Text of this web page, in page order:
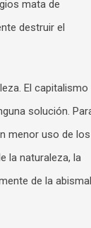
mata de
destruir el
El capitalismo
solución.
menor uso de los
la naturaleza, la
de la abismal